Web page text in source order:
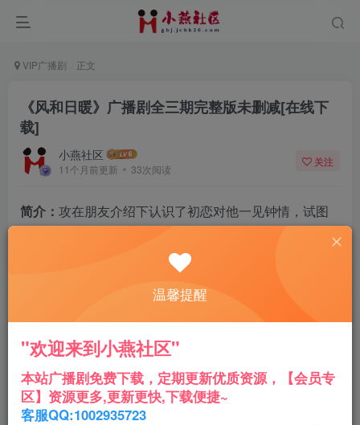
VIP广播剧 正文
《风和日暖》广播剧全三期完整版未删减[在线下
载]
小燕社区
11个月前更新 33次阅读
关注
简介： 攻在朋友介绍下认识了初恋对他一见钟情，试图
了，之后攻因为初恋的死变得对爱有很深的执念，遇到
受后对其展开了渣攻行为，试图打造一个替身，想要证
好在遇到了受，在两人相处过程中，受的善良勇敢慢慢
局圆满。
温馨提醒
"欢迎来到小燕社区"
本站广播剧免费下载，定期更新优质资源，【会员专
区】资源更多,更新更快,下载便捷~
客服QQ:1002935723